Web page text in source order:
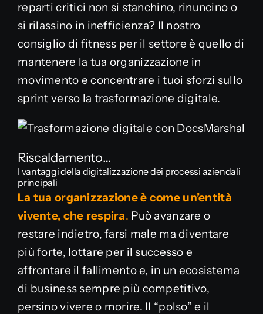
reparti critici non si stanchino, rinuncino o
si rilassino in inefficienza? Il nostro
consiglio di fitness per il settore è quello di
mantenere la tua organizzazione in
movimento e concentrare i tuoi sforzi sullo
sprint verso la trasformazione digitale.
Riscaldamento…
I vantaggi della digitalizzazione dei processi aziendali
principali
La tua organizzazione è come un’entità
vivente, che respira. Può avanzare o
restare indietro, farsi male ma diventare
più forte, lottare per il successo e
affrontare il fallimento e, in un ecosistema
di business sempre più competitivo,
persino vivere o morire. Il “polso” e il